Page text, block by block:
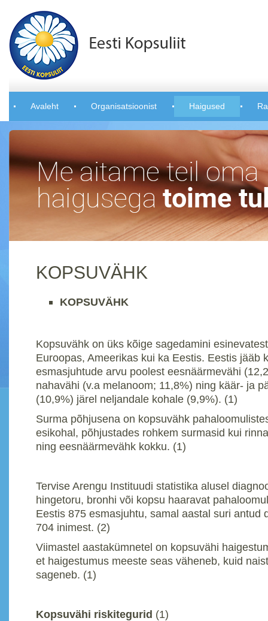
Avaleht Organisatsioonist Haigused
KOPSUVÄHK
KOPSUVÄHK
Kopsuvähk on üks kõige sagedamini
Euroopas, Ameerikas kui ka Eestis. Eestis jääb
esmasjuhtude arvu poolest eesnäärmevähi
nahavähi (v.a melanoom; 11,8%) ning käär- ja
(10,9%) järel neljandale kohale (9,9%). (1)
Surma põhjusena on kopsuvähk
esikohal, põhjustades rohkem surmasid kui
ning eesnäärmevähk kokku. (1)
Tervise Arengu Instituudi statistika alusel
hingetoru, bronhi või kopsu haaravat
Eestis 875 esmasjuhtu, samal aastal suri antud
704 inimest. (2)
Viimastel aastakümnetel on kopsuvähi
et haigestumus meeste seas väheneb, kuid
sageneb. (1)
Kopsuvähi riskitegurid (1)